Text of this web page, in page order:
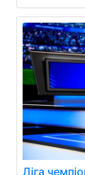
Ліга